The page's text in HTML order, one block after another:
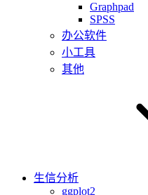
Graphpad
SPSS
办公软件
小工具
其他
生信分析
ggplot2